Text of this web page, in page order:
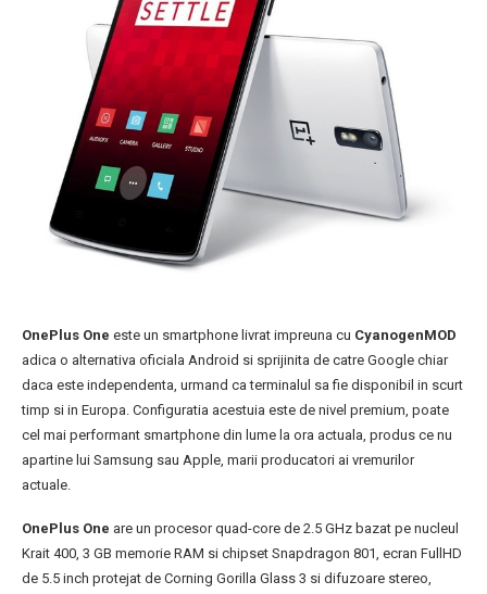
OnePlus One este un smartphone livrat impreuna cu CyanogenMOD
adica o alternativa oficiala Android si sprijinita de catre Google chiar
daca este independenta, urmand ca terminalul sa fie disponibil in scurt
timp si in Europa. Configuratia acestuia este de nivel premium, poate
cel mai performant smartphone din lume la ora actuala, produs ce nu
apartine lui Samsung sau Apple, marii producatori ai vremurilor
actuale.
OnePlus One are un procesor quad-core de 2.5 GHz bazat pe nucleul
Krait 400, 3 GB memorie RAM si chipset Snapdragon 801, ecran FullHD
de 5.5 inch protejat de Corning Gorilla Glass 3 si difuzoare stereo,